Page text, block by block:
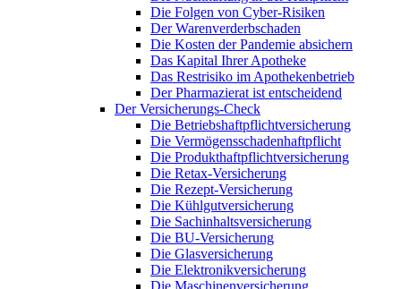
Die Folgen von Cyber-Risiken
Der Warenverderbschaden
Die Kosten der Pandemie absichern
Das Kapital Ihrer Apotheke
Das Restrisiko im Apothekenbetrieb
Der Pharmazierat ist entscheidend
Der Versicherungs-Check
Die Betriebshaftpflichtversicherung
Die Vermögensschadenhaftpflicht
Die Produkthaftpflichtversicherung
Die Retax-Versicherung
Die Rezept-Versicherung
Die Kühlgutversicherung
Die Sachinhaltsversicherung
Die BU-Versicherung
Die Glasversicherung
Die Elektronikversicherung
Die Maschinenversicherung